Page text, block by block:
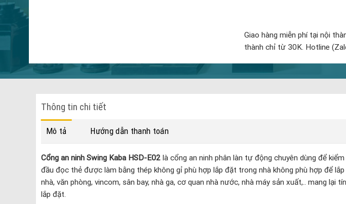
Giao hàng miễn phí tại nội
thành chỉ từ 30K. Hotline
Thông tin chi tiết
Mô tả Hướng dẫn thanh toán
Cổng an ninh Swing Kaba HSD-E02là cổng an ninh phân làn tự động chuyên dùng để
đầu đọc thẻ được làm bằng thép không gỉ phù hợp lắp đặt trong nhà không phù hợp để
nhà, văn phòng, vincom, sân bay, nhà ga, cơ quan nhà nước, nhà máy sản xuất,.. mang lại
lắp đặt.